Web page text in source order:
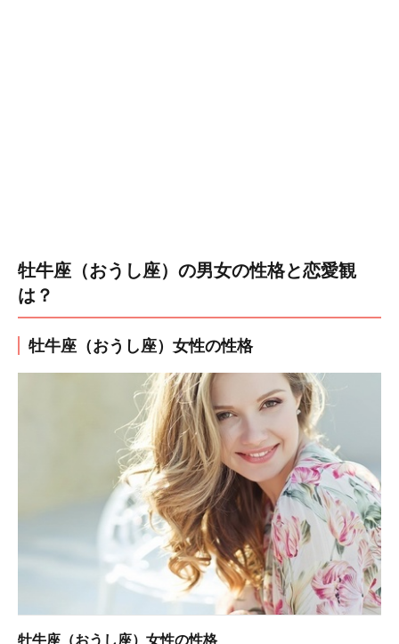
牡牛座（おうし座）の男女の性格と恋愛観
は？
牡牛座（おうし座）女性の性格
牡牛座（おうし座）女性の性格